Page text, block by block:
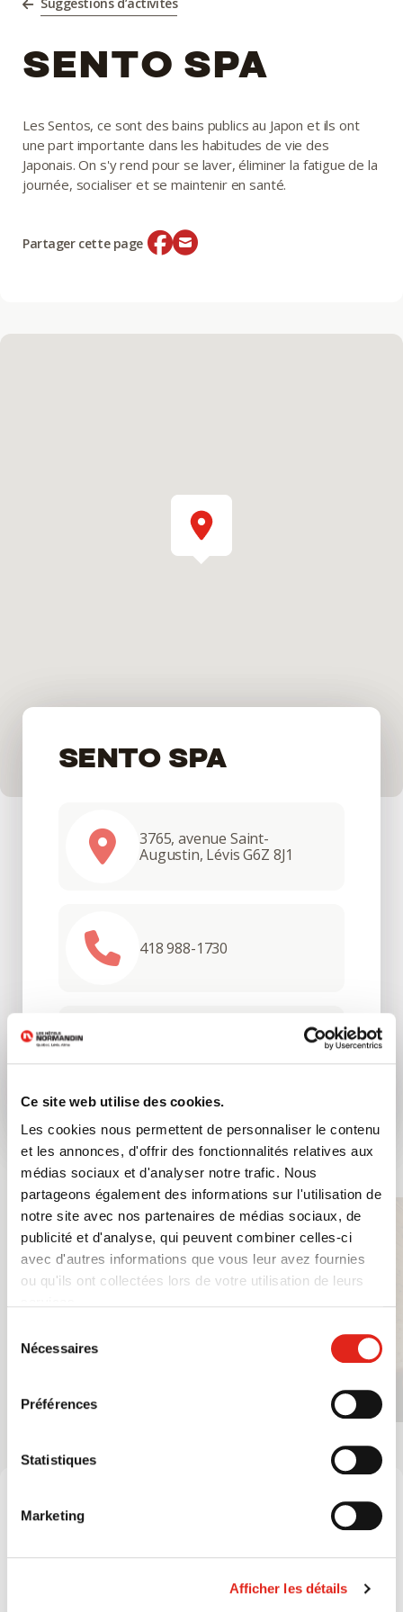
Ce site web utilise des cookies.
Les cookies nous permettent de personnaliser le contenu
et les annonces, d'offrir des fonctionnalités relatives aux
médias sociaux et d'analyser notre trafic. Nous
partageons également des informations sur l'utilisation de
notre site avec nos partenaires de médias sociaux, de
publicité et d'analyse, qui peuvent combiner celles-ci
avec d'autres informations que vous leur avez fournies
ou qu'ils ont collectées lors de votre utilisation de leurs
Nécessaires
Préférences
Statistiques
Marketing
Afficher les détails
SENTO SPA
Les Sentos, ce sont des bains publics au Japon et ils ont
une part importante dans les habitudes de vie des
Japonais. On s'y rend pour se laver, éliminer la fatigue de la
journée, socialiser et se maintenir en santé.
Partager cette page
SENTO SPA
3765, avenue Saint-
Augustin, Lévis G6Z 8J1
418 988-1730
4 RAISONS DE